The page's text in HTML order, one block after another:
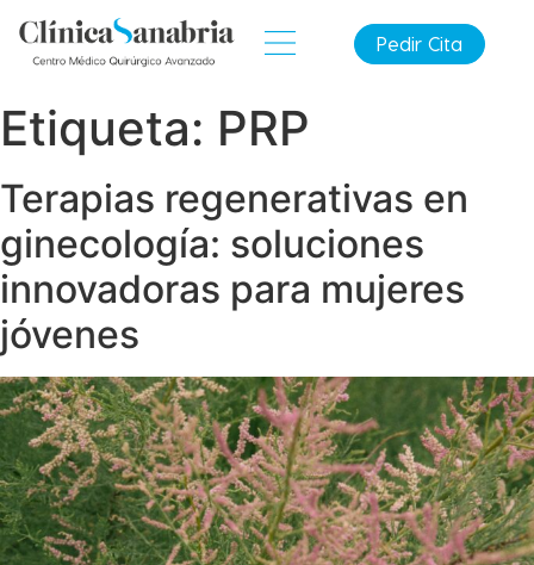
Pedir Cita
Etiqueta: PRP
Terapias regenerativas en
ginecología: soluciones
innovadoras para mujeres
jóvenes